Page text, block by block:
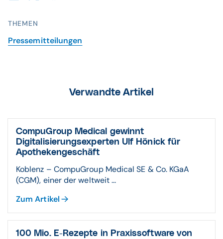
THEMEN
Pressemitteilungen
Verwandte Artikel
CompuGroup Medical gewinnt
Digitalisierungsexperten Ulf Hönick für
Apothekengeschäft
Koblenz – CompuGroup Medical SE & Co. KGaA
(CGM), einer der weltweit ...
Zum Artikel
100 Mio. E-Rezepte in Praxissoftware von